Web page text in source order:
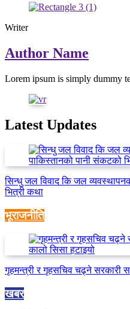
Writer
Author Name
Lorem ipsum is simply dummy
Latest Updates
सिन्धु जल विवाद कि जल
भित्री कथा
भूराजनीति
गृहमन्त्री र गृहसचिव चढ्ने सरकारी
खबर